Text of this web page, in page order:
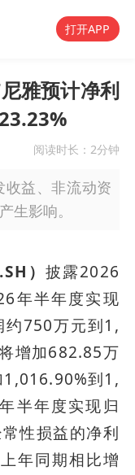
打开APP
雅预计净利
阅读时长： 2分钟
益、非流动资
生影响。
） 披露2026
年半年度实现
约750万元到1,
增加682.85万
到1,
半年度实现归
性损益的净利
年同期相比增